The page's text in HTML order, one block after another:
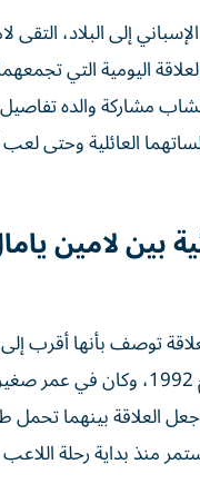
إلى البلاد، التقى
اليومية التي
مشاركة والده
العائلية وحتى لعب
بين لامين
توصف بأنها أقرب
ولد منير نصراوي عام 1992، وكان
العلاقة بينهما تحمل
منذ بداية رحلة